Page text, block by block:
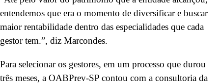
entendemos que era o momento de diversificar e buscar
maior rentabilidade dentro das especialidades que cada
gestor tem.”, diz Marcondes.
Para selecionar os gestores, em um processo que durou
três meses, a OABPrev-SP contou com a consultoria da